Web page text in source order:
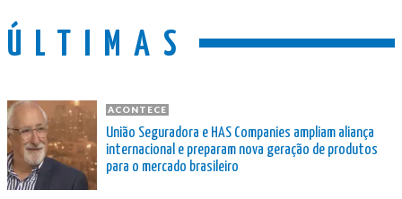
ÚLTIMAS
ACONTECE
União Seguradora e HAS Companies ampliam aliança
internacional e preparam nova geração de produtos
para o mercado brasileiro